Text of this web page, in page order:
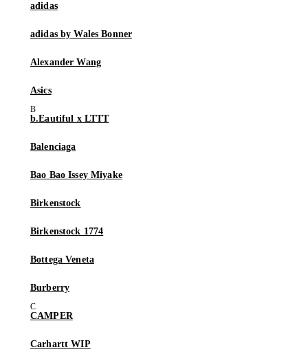
adidas
adidas by Wales Bonner
Alexander Wang
Asics
b.Eautiful x LTTT
Balenciaga
Bao Bao Issey Miyake
Birkenstock
Birkenstock 1774
Bottega Veneta
Burberry
CAMPER
Carhartt WIP